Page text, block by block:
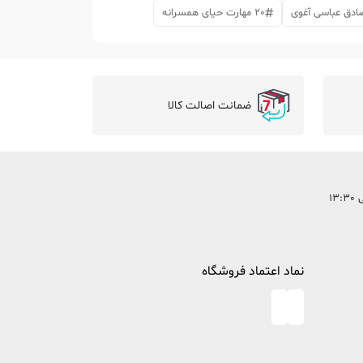
عباسی آغوی 20 مهارت حیای همسرانه
ضمانت اصالت کالا
نماد اعتماد فروشگاه